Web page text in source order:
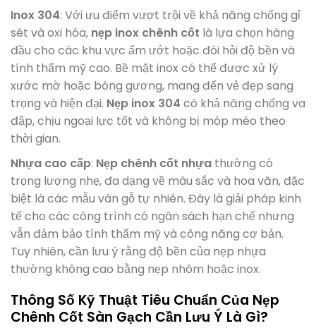
Inox 304: Với ưu điểm vượt trội về khả năng chống gỉ
sét và oxi hóa, nẹp inox chênh cốt là lựa chọn hàng
đầu cho các khu vực ẩm ướt hoặc đòi hỏi độ bền và
tính thẩm mỹ cao. Bề mặt inox có thể được xử lý
xước mờ hoặc bóng gương, mang đến vẻ đẹp sang
trọng và hiện đại. Nẹp inox 304 có khả năng chống va
đập, chịu ngoại lực tốt và không bị móp méo theo
thời gian.
Nhựa cao cấp: Nẹp chênh cốt nhựa thường có
trọng lượng nhẹ, đa dạng về màu sắc và hoa văn, đặc
biệt là các mẫu vân gỗ tự nhiên. Đây là giải pháp kinh
tế cho các công trình có ngân sách hạn chế nhưng
vẫn đảm bảo tính thẩm mỹ và công năng cơ bản.
Tuy nhiên, cần lưu ý rằng độ bền của nẹp nhựa
thường không cao bằng nẹp nhôm hoặc inox.
Thông Số Kỹ Thuật Tiêu Chuẩn Của Nẹp
Chênh Cốt Sàn Gạch Cần Lưu Ý Là Gì?